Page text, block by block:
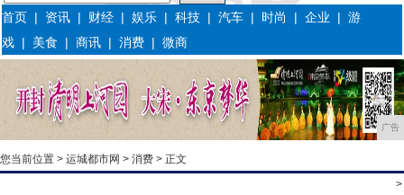
首页 | 资讯 | 财经 |娱乐 |科技 |汽车 | 时尚 |企业 |游
戏 | 美食 |商讯 |消费 |微商
广告
您当前位置 > 运城都市网 > 消费 > 正文
>